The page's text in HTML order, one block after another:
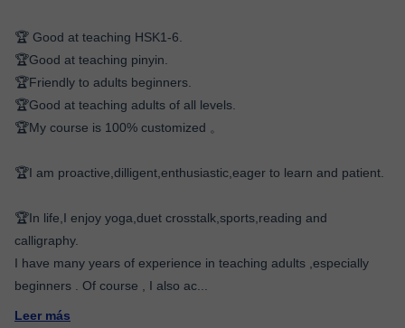
🏆 Good at teaching HSK1-6.
🏆Good at teaching pinyin.
🏆Friendly to adults beginners.
🏆Good at teaching adults of all levels.
🏆My course is 100% customized 。
🏆I am proactive,dilligent,enthusiastic,eager to learn and patient.
🏆In life,I enjoy yoga,duet crosstalk,sports,reading and
calligraphy.
I have many years of experience in teaching adults ,especially
beginners . Of course , I also ac
Leer más